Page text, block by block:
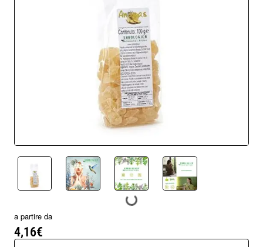
Non Disponibile
a partire da
4,16€